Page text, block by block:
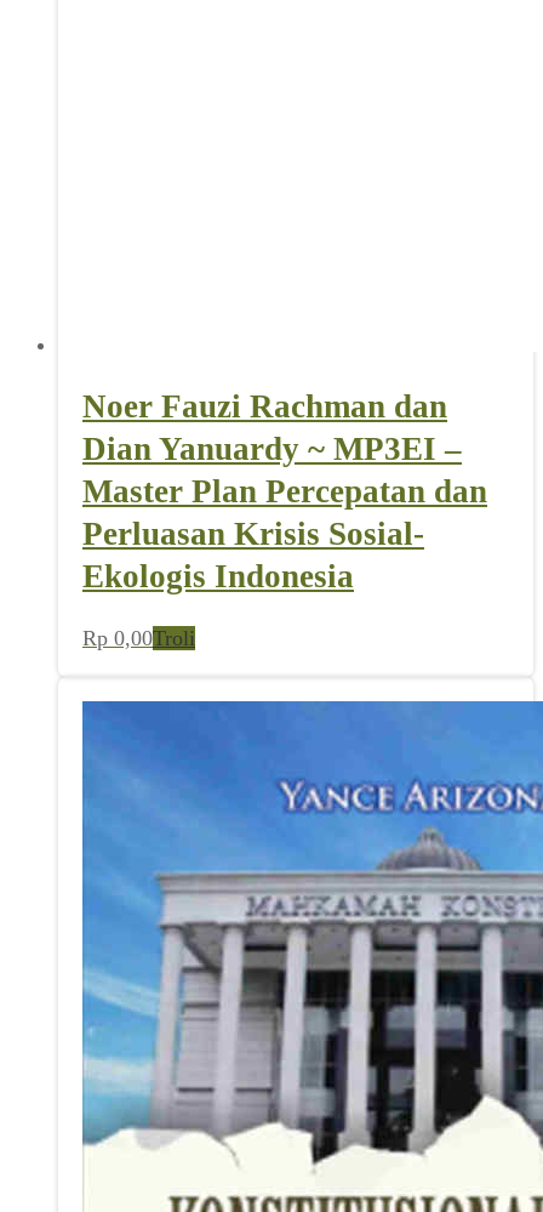
Noer Fauzi Rachman dan
Dian Yanuardy ~ MP3EI –
Master Plan Percepatan dan
Perluasan Krisis Sosial-
Ekologis Indonesia
Rp 0,00Troli